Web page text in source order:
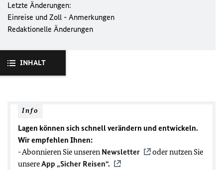
Letzte Änderungen:
Einreise und Zoll - Anmerkungen
Redaktionelle Änderungen
INHALT
Info
Lagen können sich schnell verändern und entwickeln.
Wir empfehlen Ihnen:
- Abonnieren Sie unseren Newsletter
oder nutzen Sie
unsereApp „Sicher Reisen“.